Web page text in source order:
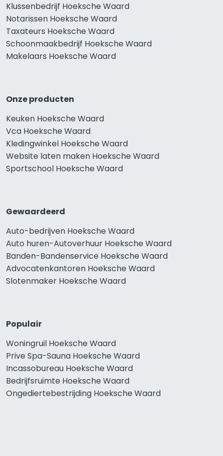
Klussenbedrijf Hoeksche Waard
Notarissen Hoeksche Waard
Taxateurs Hoeksche Waard
Schoonmaakbedrijf Hoeksche Waard
Makelaars Hoeksche Waard
Onze producten
Keuken Hoeksche Waard
Vca Hoeksche Waard
Kledingwinkel Hoeksche Waard
Website laten maken Hoeksche Waard
Sportschool Hoeksche Waard
Gewaardeerd
Auto-bedrijven Hoeksche Waard
Auto huren-Autoverhuur Hoeksche Waard
Banden-Bandenservice Hoeksche Waard
Advocatenkantoren Hoeksche Waard
Slotenmaker Hoeksche Waard
Populair
Woningruil Hoeksche Waard
Prive Spa-Sauna Hoeksche Waard
Incassobureau Hoeksche Waard
Bedrijfsruimte Hoeksche Waard
Ongediertebestrijding Hoeksche Waard